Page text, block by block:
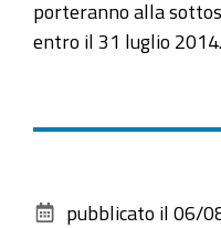
porteranno alla
entro il 31 luglio 2014.
documento
pubblicato il 06/